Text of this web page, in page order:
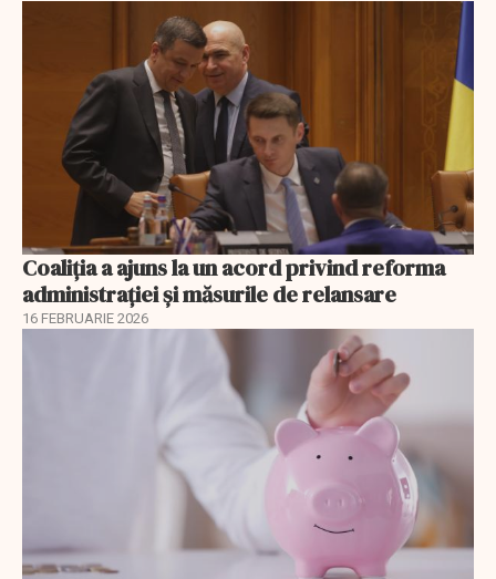
Coaliția a ajuns la un acord privind reforma
administrației și măsurile de relansare
16 FEBRUARIE 2026